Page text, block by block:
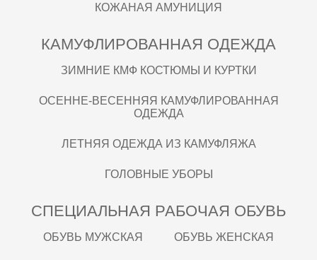
КОЖАНАЯ АМУНИЦИЯ
КАМУФЛИРОВАННАЯ ОДЕЖДА
ЗИМНИЕ КМФ КОСТЮМЫ И КУРТКИ
ОСЕННЕ-ВЕСЕННЯЯ КАМУФЛИРОВАННАЯ
ОДЕЖДА
ЛЕТНЯЯ ОДЕЖДА ИЗ КАМУФЛЯЖА
ГОЛОВНЫЕ УБОРЫ
СПЕЦИАЛЬНАЯ РАБОЧАЯ ОБУВЬ
ОБУВЬ МУЖСКАЯ ОБУВЬ ЖЕНСКАЯ